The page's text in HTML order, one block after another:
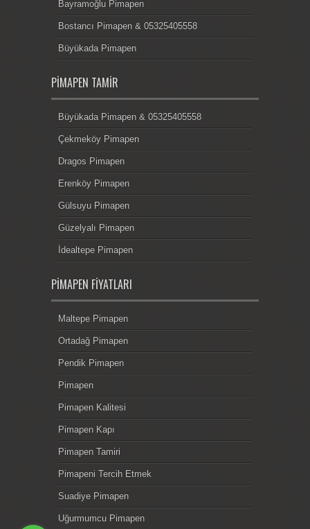
Bayramoğlu Pimapen
Bostancı Pimapen & 05325405558
Büyükada Pimapen
PIMAPEN TAMIR
Büyükada Pimapen & 05325405558
Çekmeköy Pimapen
Dragos Pimapen
Erenköy Pimapen
Gülsuyu Pimapen
Güzelyalı Pimapen
İdealtepe Pimapen
PIMAPEN FIYATLARI
Maltepe Pimapen
Ortadağ Pimapen
Pendik Pimapen
Pimapen
Pimapen Kalitesi
Pimapen Kapı
Pimapen Tamiri
Pimapeni Tercih Etmek
Suadiye Pimapen
Uğurmumcu Pimapen